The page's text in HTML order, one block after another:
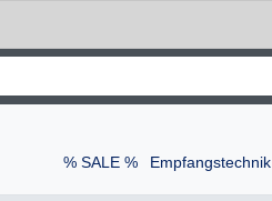
% SALE % Empfangstechnik